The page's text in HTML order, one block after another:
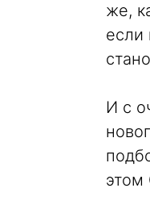
же,
если
И с
этом